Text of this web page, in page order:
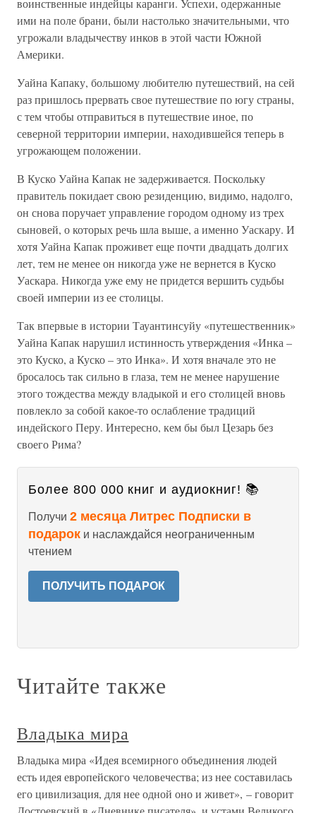
воинственные индейцы каранги. Успехи, одержанные
ими на поле брани, были настолько значительными, что
угрожали владычеству инков в этой части Южной
Америки.
Уайна Капаку, большому любителю путешествий, на сей
раз пришлось прервать свое путешествие по югу страны,
с тем чтобы отправиться в путешествие иное, по
северной территории империи, находившейся теперь в
угрожающем положении.
В Куско Уайна Капак не задерживается. Поскольку
правитель покидает свою резиденцию, видимо, надолго,
он снова поручает управление городом одному из трех
сыновей, о которых речь шла выше, а именно Уаскару. И
хотя Уайна Капак проживет еще почти двадцать долгих
лет, тем не менее он никогда уже не вернется в Куско
Уаскара. Никогда уже ему не придется вершить судьбы
своей империи из ее столицы.
Так впервые в истории Тауантинсуйу «путешественник»
Уайна Капак нарушил истинность утверждения «Инка –
это Куско, а Куско – это Инка». И хотя вначале это не
бросалось так сильно в глаза, тем не менее нарушение
этого тождества между владыкой и его столицей вновь
повлекло за собой какое-то ослабление традиций
индейского Перу. Интересно, кем бы был Цезарь без
своего Рима?
Более 800 000 книг и аудиокниг! 📚
Получи 2 месяца Литрес Подписки в
подарок и наслаждайся неограниченным
чтением
ПОЛУЧИТЬ ПОДАРОК
Читайте также
Владыка мира
Владыка мира «Идея всемирного объединения людей
есть идея европейского человечества; из нее составилась
его цивилизация, для нее одной оно и живет», – говорит